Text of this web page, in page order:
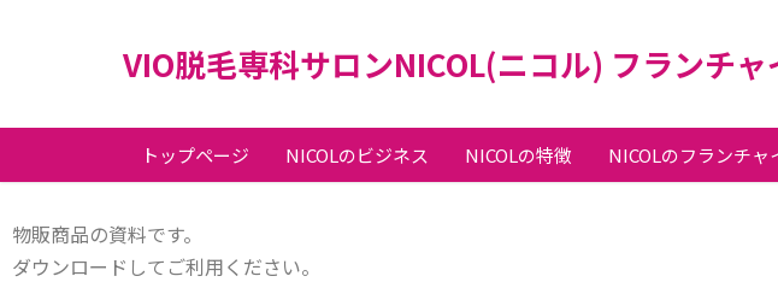
VIO脱毛専科サロンNICOL(ニコル) フランチャ
トップページ NICOLのビジネス NICOLの特徴 NICOLのフランチャ
物販商品の資料です。
ダウンロードしてご利用ください。